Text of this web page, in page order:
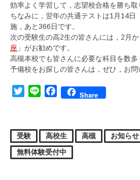
効率よく学習して，志望校合格を勝ち取
ちなみに，翌年の共通テストは1月14日
施，あと366日です。
次の受験生の高2生の皆さんには，2月
座 」がお勧めです。
高槻本校でも皆さんに必要な科目を数多
予備校をお探しの皆さんは，ぜひ，お問
TwitterLine FacebookShare
受験 高校生 高槻 お知らせ
無料体験受付中